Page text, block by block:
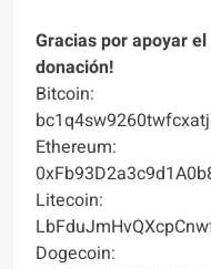
Gracias por apoyar
donación!
Bitcoin:
Ethereum:
Litecoin:
Dogecoin: